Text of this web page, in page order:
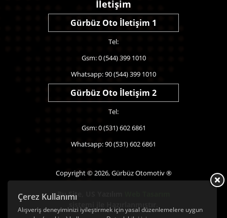
Çerez Kullanımı
Alışveriş deneyiminizi iyileştirmek için yasal düzenlemelere uygun
İletişim
Gürbüz Oto İletişim 1
Tel:
Gsm: 0 (544) 399 1010
Whatsapp: 90 (544) 399 1010
Gürbüz Oto İletişim 2
Tel:
Gsm: 0 (531) 602 6861
Whatsapp: 90 (531) 602 6861
Copyright © 2026, Gürbüz Otomotiv ®
Bu Site,